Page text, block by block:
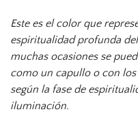
Este es el color que
espiritualidad profunda
muchas ocasiones se
como un capullo o con
según la fase de
iluminación.